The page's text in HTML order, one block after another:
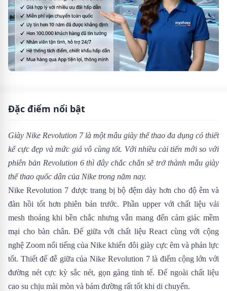
Đặc điểm nổi bật
Giày Nike Revolution 7là một mẫu giày thể thao đa dụng có thiết
kế cực đẹp và mức giá vô cùng tốt. Với nhiều cải tiến mới so với
phiên bản Revolution 6thì đây chắc chắn sẽ trở thành mẫu giày
thể thao quốc dân của Nike trong năm nay.
Nike Revolution 7 được trang bị bộ đệm dày hơn cho độ êm và
đàn hồi tốt hơn phiên bản trước. Phần upper với chất liệu vải
mesh thoáng khi bền chắc nhưng vẫn mang đến cảm giác mềm
mại cho bàn chân. Đế giữa với chất liệu React cùng với cộng
nghệ Zoom nổi tiếng của Nike khiến đôi giày cực êm và phản lực
tốt. Thiết đế đễ giữa của Nike Revolution 7 là điểm cộng lớn với
đường nét cực kỳ sắc nét, gọn gàng tinh tế. Đế ngoài chất liệu
cao su chịu mài mòn và bám đường rất tốt khi di chuyển.